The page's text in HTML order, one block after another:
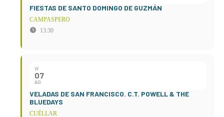
FIESTAS DE SANTO DOMINGO DE GUZMÁN
CAMPASPERO
13:30
VI
07
AG
VELADAS DE SAN FRANCISCO. C.T. POWELL & THE
BLUEDAYS
CUÉLLAR